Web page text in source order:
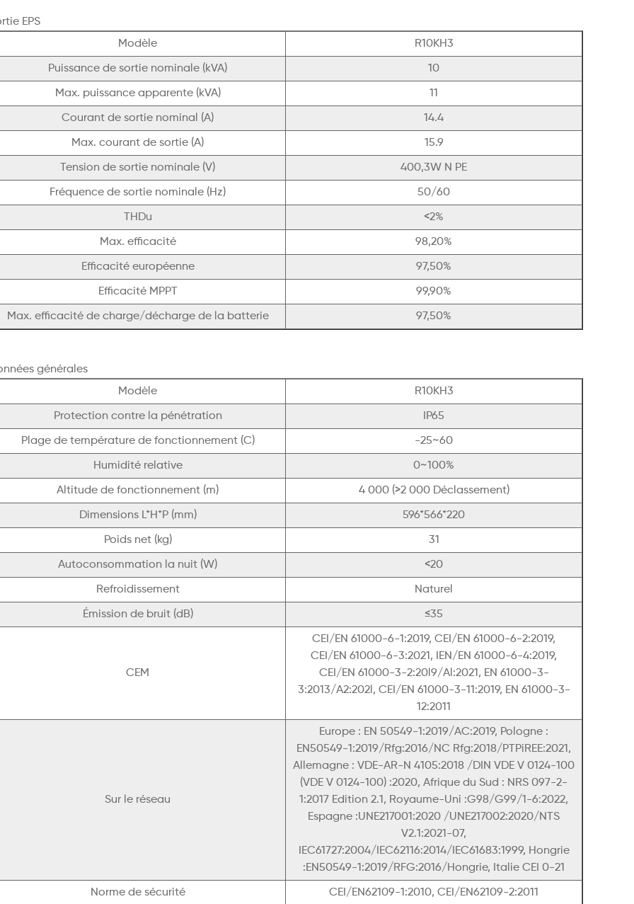
EPS
Modèle
R10KH3
Puissance de sortie nominale (kVA) 10
Max. puissance apparente (kVA) 11
Courant de sortie nominal (A) 14.4
Max. courant de sortie (A) 15.9
Tension de sortie nominale (V) 400,3W N PE
Fréquence de sortie nominale (Hz) 50/60
THDu <2%
Max. efficacité 98,20%
Efficacité européenne 97,50%
Efficacité MPPT 99,90%
Max. efficacité de charge/décharge de la batterie 97,50%
générales
Modèle
R10KH3
Protection contre la pénétration IP65
Plage de température de fonctionnement (C) -25~60
Humidité relative 0~100%
Altitude de fonctionnement (m) 4 000 (>2 000 Déclassement)
Dimensions L*H*P (mm) 596*566*220
Poids net (kg) 31
Autoconsommation la nuit (W) <20
Refroidissement Naturel
Émission de bruit (dB) ≤35
CEM
CEI/EN 61000-6-1:2019, CEI/EN 61000-6-2:2019,
CEI/EN 61000-6-3:2021, IEN/EN 61000-6-4:2019,
CEI/EN 61000-3-2:20l9/Al:2021, EN 61000-3-
3:2013/A2:202l, CEI/EN 61000-3-11:2019, EN 61000-3-
12:2011
Sur le réseau
Europe : EN 50549-1:2019/AC:2019, Pologne :
EN50549-1:2019/Rfg:2016/NC Rfg:2018/PTPiREE:2021,
Allemagne : VDE-AR-N 4105:2018 /DIN VDE V 0124-100
(VDE V 0124-100) :2020, Afrique du Sud : NRS 097-2-
1:2017 Edition 2.1, Royaume-Uni :G98/G99/1-6:2022,
Espagne :UNE217001:2020 /UNE217002:2020/NTS
V2.1:2021-07,
IEC61727:2004/IEC62116:2014/IEC61683:1999, Hongrie
:EN50549-1:2019/RFG:2016/Hongrie, Italie CEI 0-21
Norme de sécurité CEI/EN62109-1:2010, CEI/EN62109-2:2011